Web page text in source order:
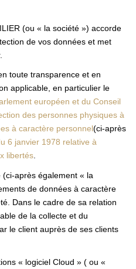
(ou « la société ») accorde
de vos données et met
toute transparence et en
applicable, en particulier le
européen et du Conseil
des personnes physiques à
à caractère personnel(ci-après
6 janvier 1978 relative à
libertés
après également « la
de données à caractère
Dans le cadre de sa relation
de la collecte et du
le client auprès de ses clients
« logiciel Cloud » ( ou «